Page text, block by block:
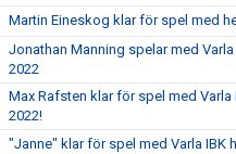
Martin Eineskog klar för spel med
Jonathan Manning spelar med Varla
2022
Max Rafsten klar för spel med Varla
2022!
"Janne" klar för spel med Varla IBK